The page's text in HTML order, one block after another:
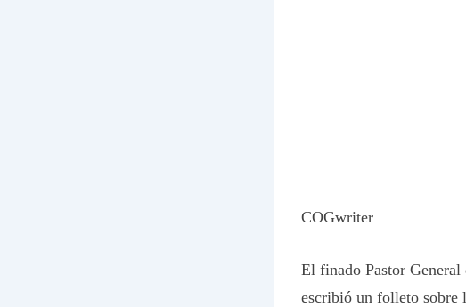
COGwriter
El finado Pastor
escribió un folleto sobre